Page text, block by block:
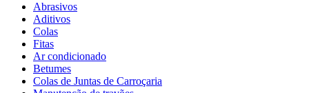
Abrasivos
Aditivos
Colas
Fitas
Ar condicionado
Betumes
Colas de Juntas de Carroçaria